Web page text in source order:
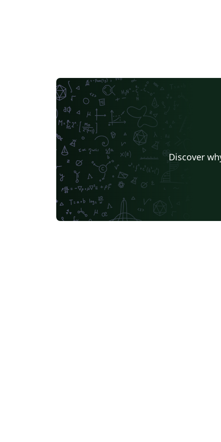
estilizada está inscrita en una circunferencia
que debe abarcar el 60% del alto de la
bandera y ubicada en su centro geométrico y
cada "pétalo" debe llevar una estrella de 5
puntas con una inclinación de 25 grados. La
relación alto/largo de la bandera es 3:2 y su
esquema de construcción aproximado
aparece en el enlace
HKSARFlagConstructionSheet.svg. Una mitad
de cada pétalo es un semicírculo, mientras
que la otra mitad está formada por tres
definidos por la función \draw [opciones]
Discover